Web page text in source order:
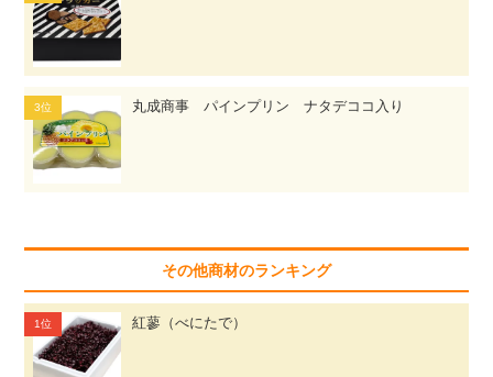
丸成商事 パインプリン ナタデココ入り
その他商材のランキング
紅蓼（べにたで）